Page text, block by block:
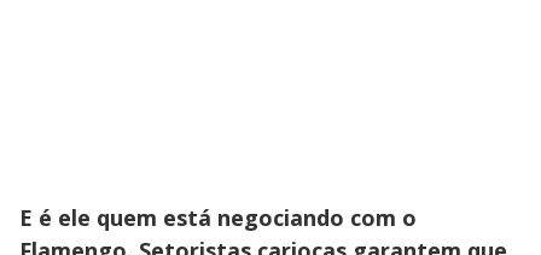
E é ele quem está negociando com o